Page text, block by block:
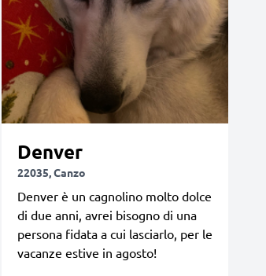
Denver
22035, Canzo
Denver è un cagnolino molto dolce
di due anni, avrei bisogno di una
persona fidata a cui lasciarlo, per le
vacanze estive in agosto!